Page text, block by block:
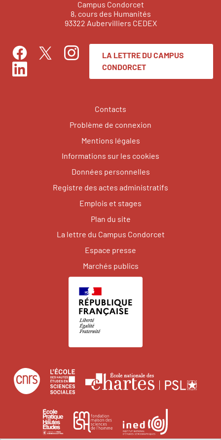
Campus Condorcet
8, cours des Humanités
93322 Aubervilliers CEDEX
FacebookTwitterInstagram
LinkedIn
LA LETTRE DU CAMPUS
CONDORCET
Contacts
Problème de connexion
Mentions légales
Informations sur les cookies
Données personnelles
Registre des actes administratifs
Emplois et stages
Plan du site
La lettre du Campus Condorcet
Espace presse
Marchés publics
Centre
national
de
la
recherche
École
des
études
en
École
pratique
Fondation
maison
national